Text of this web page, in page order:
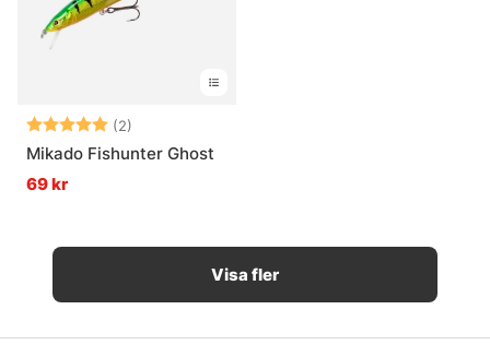
Betyg: (2)
Mikado Fishunter Ghost
69 kr
Visa fler